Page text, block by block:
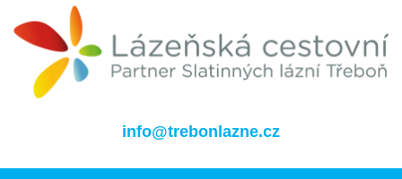
info@trebonlazne.cz